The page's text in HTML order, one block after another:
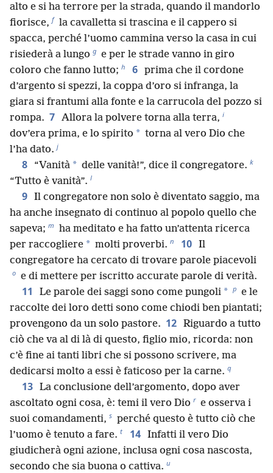
alto e si ha terrore per la strada, quando il mandorlo
fiorisce, f la cavalletta si trascina e il cappero si
spacca, perché l’uomo cammina verso la casa in cui
risiederà a lungo g e per le strade vanno in giro
coloro che fanno lutto; h 6 prima che il cordone
d’argento si spezzi, la coppa d’oro si infranga, la
giara si frantumi alla fonte e la carrucola del pozzo si
rompa. 7 Allora la polvere torna alla terra, i
dov’era prima, e lo spirito * torna al vero Dio che
l’ha dato. j
8 “Vanità * delle vanità!”, dice il congregatore. k
“Tutto è vanità”. l
9 Il congregatore non solo è diventato saggio, ma
ha anche insegnato di continuo al popolo quello che
sapeva; m ha meditato e ha fatto un’attenta ricerca
per raccogliere * molti proverbi. n 10 Il
congregatore ha cercato di trovare parole piacevoli
o e di mettere per iscritto accurate parole di verità.
11 Le parole dei saggi sono come pungoli * p e le
raccolte dei loro detti sono come chiodi ben piantati;
provengono da un solo pastore. 12 Riguardo a tutto
ciò che va al di là di questo, figlio mio, ricorda: non
c’è fine ai tanti libri che si possono scrivere, ma
dedicarsi molto a essi è faticoso per la carne. q
13 La conclusione dell’argomento, dopo aver
ascoltato ogni cosa, è: temi il vero Dio r e osserva i
suoi comandamenti, s perché questo è tutto ciò che
l’uomo è tenuto a fare. t 14 Infatti il vero Dio
giudicherà ogni azione, inclusa ogni cosa nascosta,
secondo che sia buona o cattiva. u